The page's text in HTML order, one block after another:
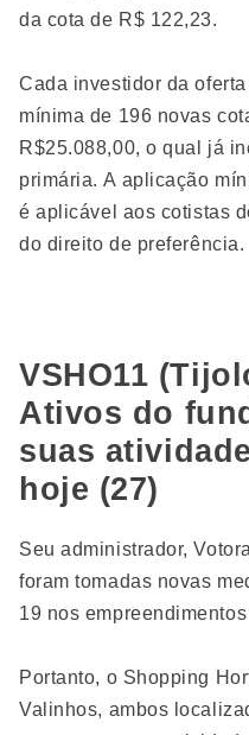
da cota de R$ 122,23.
Cada investidor da
mínima de 196 novas
R$25.088,00, o qual já
primária. A aplicação
é aplicável aos cotistas
do direito de preferência.
VSHO11
Ativos do
suas
hoje (27)
Seu administrador,
foram tomadas novas
19 nos
Portanto, o Shopping
Valinhos, ambos